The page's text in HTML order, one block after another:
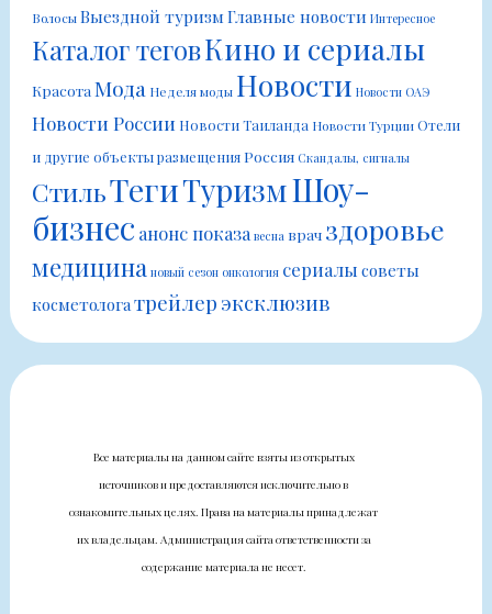
ВолосыВыездной туризмГлавные новости Интересное
Каталог теговКино и сериалы
Красота Мода Неделя моды Новости Новости ОАЭ
Новости России Новости Таиланда Новости ТурцииОтели
и другие объекты размещенияРоссия Скандалы, сигналы
СтильТегиТуризмШоу-
бизнес анонс показа весна врач здоровье
медицина новый сезон онкология сериалы советы
косметологатрейлер эксклюзив
Все материалы на данном сайте взяты из открытых
источников и предоставляются исключительно в
ознакомительных целях. Права на материалы принадлежат
их владельцам. Администрация сайта ответственности за
содержание материала не несет.